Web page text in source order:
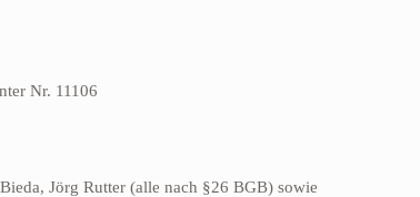
Nr. 11106
Jörg Rutter (alle nach §26 BGB) sowie